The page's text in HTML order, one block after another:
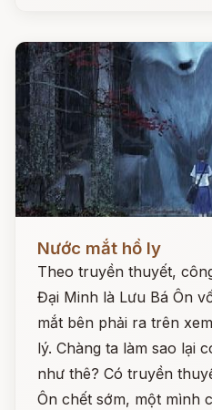
Nước mắt hồ ly
Theo truyền thuyết,
Đại Minh là Lưu Bá Ôn
mắt bên phải ra trên
lý. Chàng ta làm sao lại
như thê? Có truyền
Ôn chết sớm, một mình